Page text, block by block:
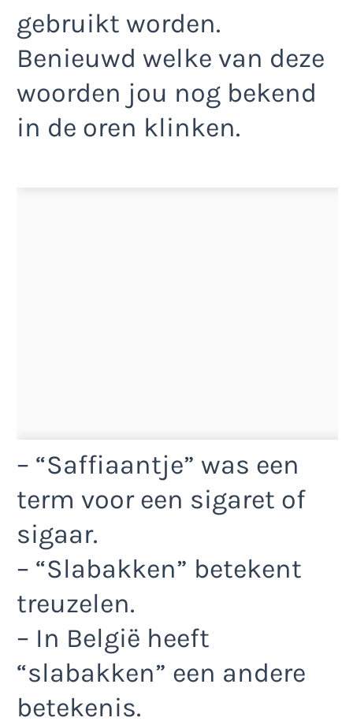
gebruikt worden.
Benieuwd welke van deze
woorden jou nog bekend
in de oren klinken.
– “Saffiaantje” was een
term voor een sigaret of
sigaar.
– “Slabakken” betekent
treuzelen.
– In België heeft
“slabakken” een andere
betekenis.